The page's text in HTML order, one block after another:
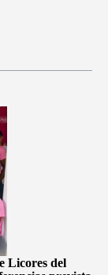
Licores del